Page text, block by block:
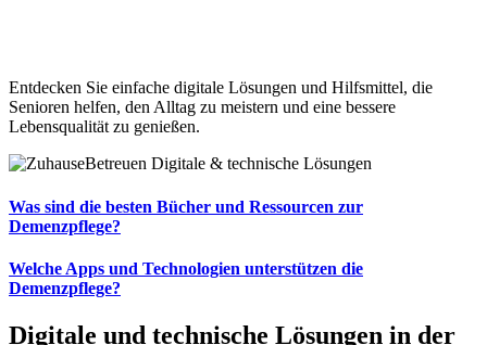
Entdecken Sie einfache digitale Lösungen und Hilfsmittel, die
Senioren helfen, den Alltag zu meistern und eine bessere
Lebensqualität zu genießen.
Was sind die besten Bücher und Ressourcen zur
Demenzpflege?
Welche Apps und Technologien unterstützen die
Demenzpflege?
Digitale und technische Lösungen in der